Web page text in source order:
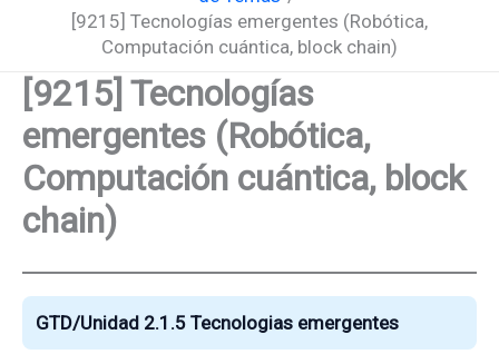
[9215] Tecnologías emergentes (Robótica,
Computación cuántica, block chain)
[9215] Tecnologías
emergentes (Robótica,
Computación cuántica, block
chain)
GTD/Unidad 2.1.5 Tecnologias emergentes